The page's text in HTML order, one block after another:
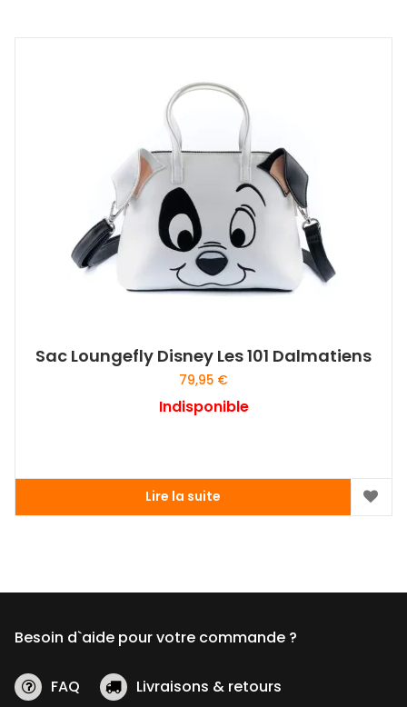
Sac Loungefly Disney Les 101 Dalmatiens
79,95 €
Indisponible
Lire la suite
Besoin d`aide pour votre commande ?
FAQ
Livraisons & retours